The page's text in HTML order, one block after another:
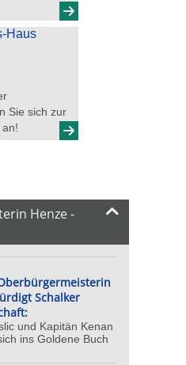
Sie sich zur
Henze -
Schalker
und Kapitän Kenan
ins Goldene Buch